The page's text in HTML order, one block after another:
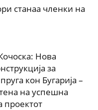
станаа членки на
Нова
за
кон Бугарија –
на успешна
проектот